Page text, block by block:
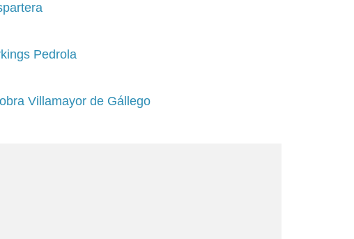
Pedrola
Villamayor de Gállego